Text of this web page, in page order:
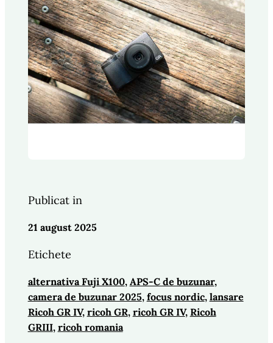
Publicat in
21 august 2025
Etichete
alternativa Fuji X100, APS-C de buzunar ,
camera de buzunar 2025, focus nordic, lansare
Ricoh GR IV, ricoh GR, ricoh GR IV, Ricoh
GRIII, ricoh romania